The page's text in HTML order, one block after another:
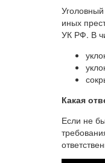
иных
УК РФ. В
Какая
Если не